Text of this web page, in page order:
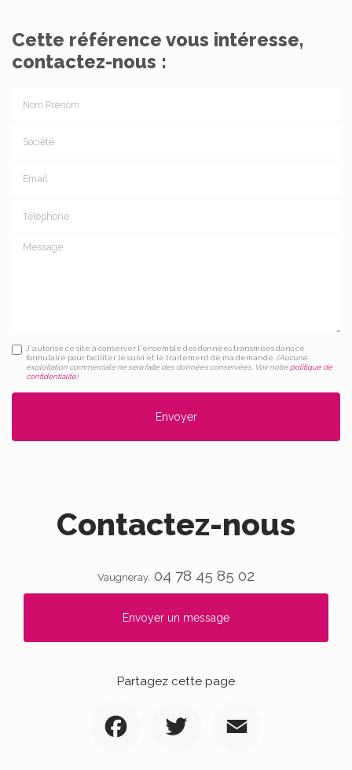
Cette référence vous intéresse,
contactez-nous :
Message
J'autorise ce site à conserver l'ensemble des données transmises dans ce
formulaire pour faciliter le suivi et le traitement de ma demande. (Aucune
exploitation commerciale ne sera faite des données conservées. Voir notre politique de
confidentialité)
Contactez-nous
Vaugneray. 04 78 45 85 02
Envoyer un message
Partagez cette page